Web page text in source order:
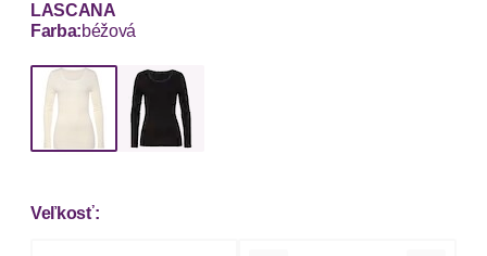
LASCANA
Farba:béžová
Veľkosť: